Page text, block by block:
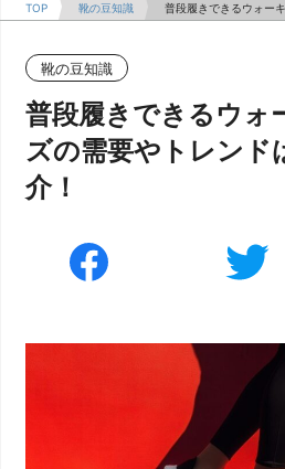
TOP 靴の豆知識 普段履きできるウォー
靴の豆知識
普段履きできるウォ
ズの需要やトレンド
介！